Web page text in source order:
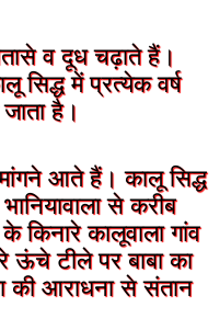
व दूध चढ़ाते हैं।
सिद्ध में प्रत्येक वर्ष
है।
आते हैं। कालू सिद्ध
से करीब
किनारे कालूवाला गांव
टीले पर बाबा का
की आराधना से संतान